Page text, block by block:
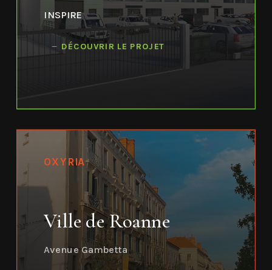
INSPIRE
DÉCOUVRIR LE PROJET
OXYRIA
Ville de Roanne
Avenue Gambetta